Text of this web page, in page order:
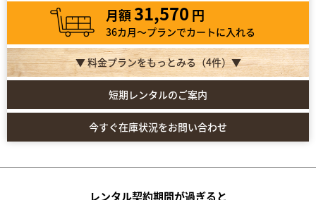
月額31,570 円
36カ月～プランでカートに入れる
▼ 料金プランをもっとみる（4件）▼
短期レンタルのご案内
今すぐ在庫状況をお問い合わせ
レンタル契約期間が過ぎると